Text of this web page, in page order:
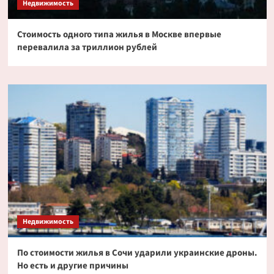
Недвижимость
Стоимость одного типа жилья в Москве впервые
перевалила за триллион рублей
Недвижимость
По стоимости жилья в Сочи ударили украинские дроны.
Но есть и другие причины